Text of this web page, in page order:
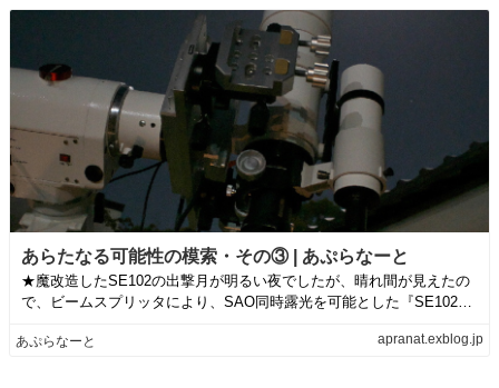
あらたなる可能性の模索・その③ | あぷらなーと
★魔改造したSE102の出撃月が明るい夜でしたが、晴れ間が見えたの
で、ビームスプリッタにより、SAO同時露光を可能とした『SE102カ
あぷらなーと apranat.exblog.jp